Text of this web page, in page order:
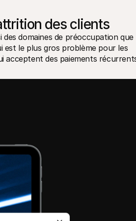
des clients
domaines de préoccupation que
est le plus gros problème pour les
acceptent des paiements